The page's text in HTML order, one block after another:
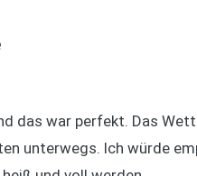
das war perfekt. Das
unterwegs. Ich würde